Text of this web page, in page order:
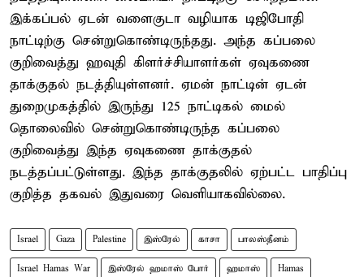
இக்கப்பல் ஏடன் வளைகுடா வழியாக டிஜிபோதி
நாட்டிற்கு சென்றுகொண்டிருந்தது. அந்த கப்பலை
குறிவைத்து ஹவுதி கிளர்ச்சியாளர்கள் ஏவுகணை
தாக்குதல் நடத்தியுள்ளனர். ஏமன் நாட்டின் ஏடன்
துறைமுகத்தில் இருந்து 125 நாட்டிகல் மைல்
தொலைவில் சென்றுகொண்டிருந்த கப்பலை
குறிவைத்து இந்த ஏவுகணை தாக்குதல்
நடத்தப்பட்டுள்ளது. இந்த தாக்குதலில் ஏற்பட்ட பாதிப்பு
குறித்த தகவல் இதுவரை வெளியாகவில்லை.
Israel Gaza Palestine இஸ்ரேல் காசா பாலஸ்தீனம்
Israel Hamas War இஸ்ரேல் ஹமாஸ் போர் ஹமாஸ் Hamas